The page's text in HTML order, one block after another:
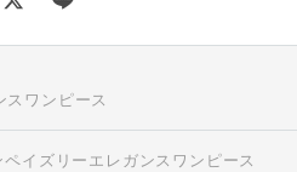
スワンピース
ペイズリーエレガンスワンピース